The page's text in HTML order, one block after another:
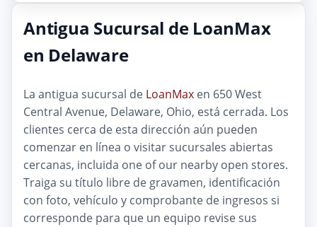
Antigua Sucursal de LoanMax
en Delaware
La antigua sucursal de LoanMax en 650 West
Central Avenue, Delaware, Ohio, está cerrada. Los
clientes cerca de esta dirección aún pueden
comenzar en línea o visitar sucursales abiertas
cercanas, incluida one of our nearby open stores.
Traiga su título libre de gravamen, identificación
con foto, vehículo y comprobante de ingresos si
corresponde para que un equipo revise sus